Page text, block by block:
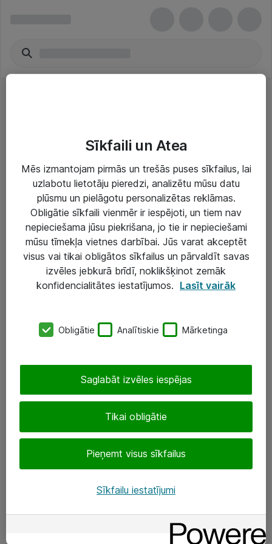
Risinājumi & Pakalpojumi
IT serviss un atbalsts
IT infrastruktūra
Darba vietu IT risinājumi
SIA „ATEA”
+(371) 67 81 90 50
eShop@atea.lv
Sekojiet mums
Sīkfaili un Atea
Mēs izmantojam pirmās un trešās puses sīkfailus, lai
uzlabotu lietotāju pieredzi, analizētu mūsu datu
plūsmu un pielāgotu personalizētas reklāmas.
Obligātie sīkfaili vienmēr ir iespējoti, un tiem nav
nepieciešama jūsu piekrišana, jo tie ir nepieciešami
mūsu tīmekļa vietnes darbībai. Jūs varat akceptēt
visus vai tikai obligātos sīkfailus un pārvaldīt savas
izvēles jebkurā brīdī, noklikšķinot zemāk
konfidencialitātes iestatījumos. Lasīt vairāk
Obligātie Analītiskie Mārketinga
Tikai obligātie
Pieņemt visus sīkfailus
Saglabāt izvēles iespējas
Sīkfailu iestatījumi